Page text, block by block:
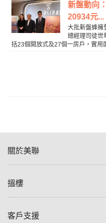
新盤動向
20934元...
大批新盤蜂擁
總經理司徒世
括23個開放式及27個一房戶，實用
關於美聯
美聯集團
搵樓
一手新盤
客戶支援